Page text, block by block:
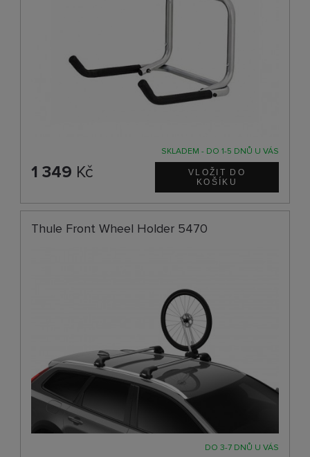
SKLADEM - DO 1-5 DNŮ U VÁS
1 349 Kč
Thule Front Wheel Holder 5470
DO 3-7 DNŮ U VÁS